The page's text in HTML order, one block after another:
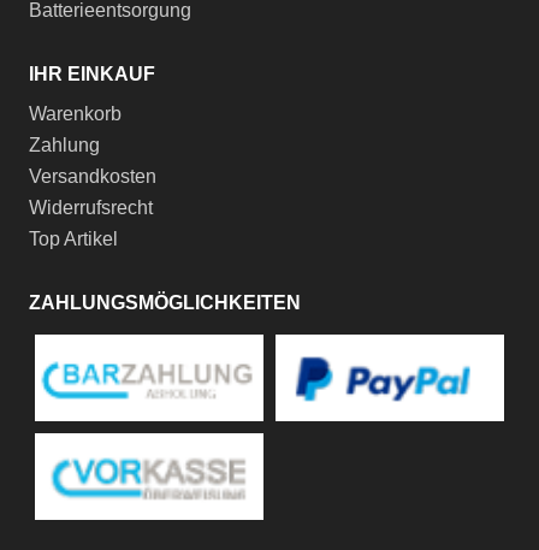
Batterieentsorgung
IHR EINKAUF
Warenkorb
Zahlung
Versandkosten
Widerrufsrecht
Top Artikel
ZAHLUNGSMÖGLICHKEITEN